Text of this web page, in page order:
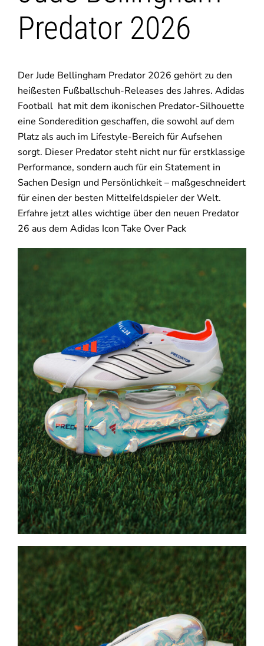
Predator 2026
Der Jude Bellingham Predator 2026 gehört zu den
heißesten Fußballschuh-Releases des Jahres. Adidas
Football hat mit dem ikonischen Predator-Silhouette
eine Sonderedition geschaffen, die sowohl auf dem
Platz als auch im Lifestyle-Bereich für Aufsehen
sorgt. Dieser Predator steht nicht nur für erstklassige
Performance, sondern auch für ein Statement in
Sachen Design und Persönlichkeit – maßgeschneidert
für einen der besten Mittelfeldspieler der Welt.
Erfahre jetzt alles wichtige über den neuen Predator
26 aus dem Adidas Icon Take Over Pack